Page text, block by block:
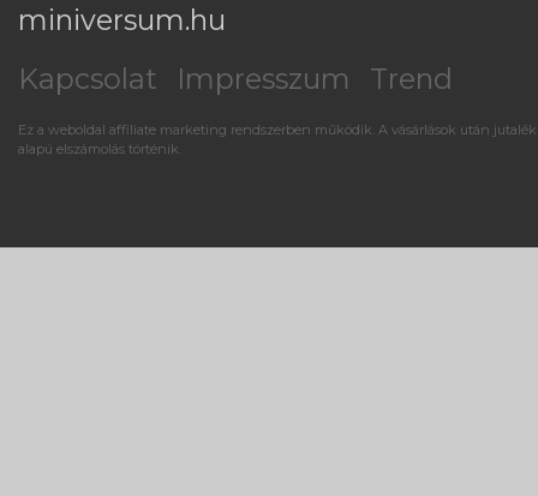
miniversum.hu
Kapcsolat
Impresszum Trend
Ez a weboldal affiliate marketing rendszerben működik. A vásárlások után jutalék
alapú elszámolás történik.